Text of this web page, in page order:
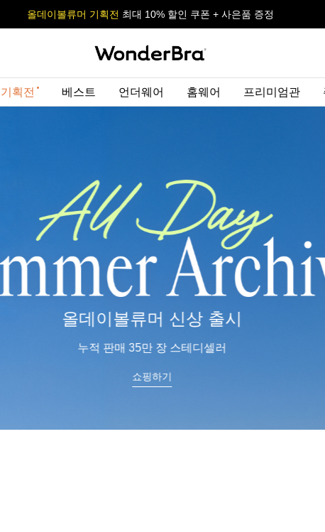
사이즈 무료 교환 서비스
올데이볼류머 기획전 최대 10% 할인 쿠폰 + 사은품 증정
사이즈 무료 교환 서비스
올데이볼류머 기획전 최대 10% 할인 쿠폰 + 사은품 증정
획전 베스트 언더웨어 홈웨어 프리미엄관
올데이볼류머 신상 출시
누적 판매 35만 장 스테디셀러
쇼핑하기